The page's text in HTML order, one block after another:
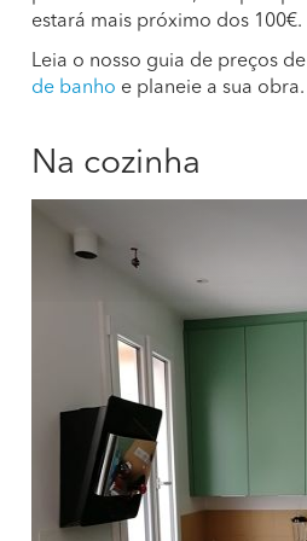
estará mais próximo dos 100€.
Leia o nosso guia de preços de
de banho e planeie a sua obra.
Na cozinha